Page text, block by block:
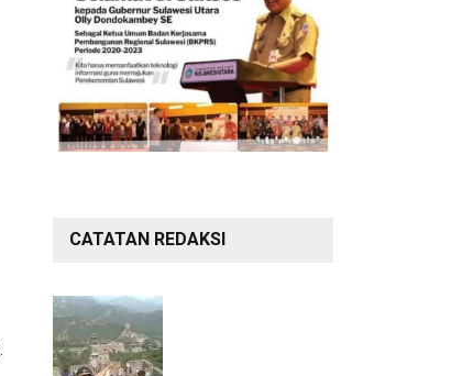
CATATAN REDAKSI